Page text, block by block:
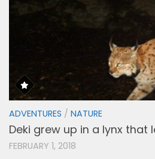
ADVENTURES / NATURE
Deki grew up in a lynx that
FEBRUARY 1, 2018